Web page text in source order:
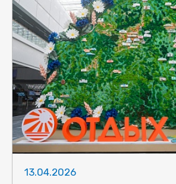
13.04.2026